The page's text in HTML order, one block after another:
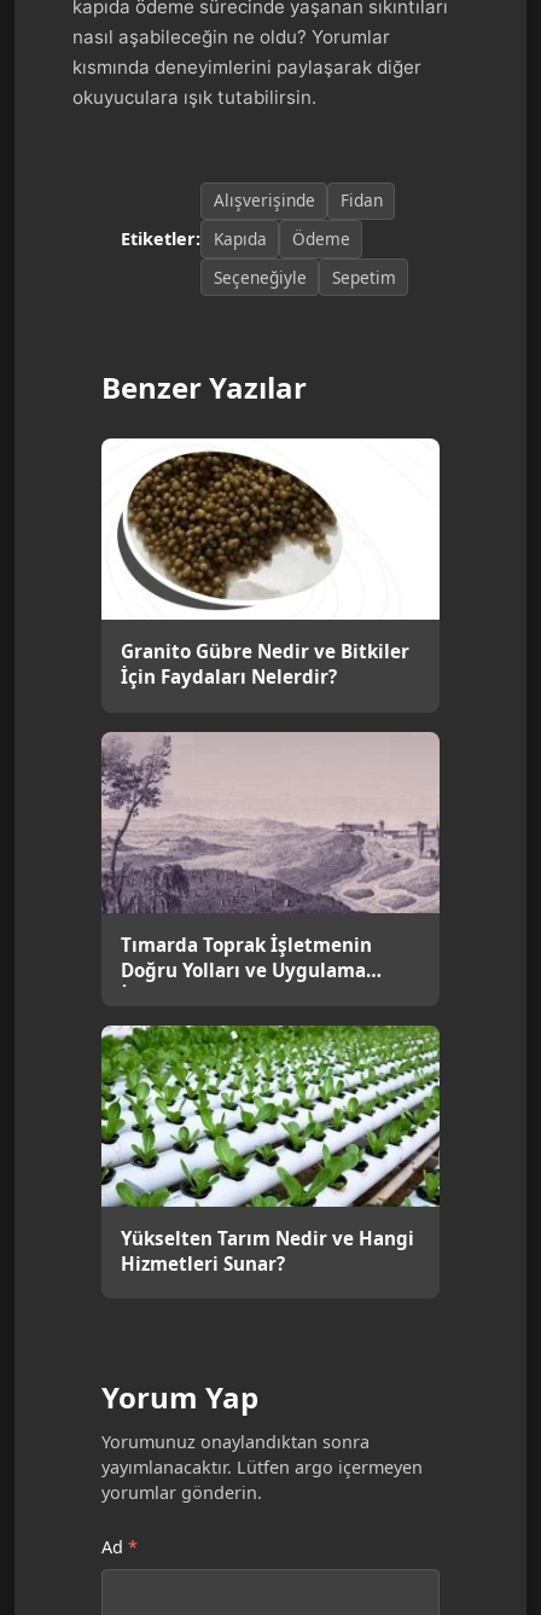
kapıda ödeme sürecinde yaşanan sıkıntıları
nasıl aşabileceğin ne oldu? Yorumlar
kısmında deneyimlerini paylaşarak diğer
okuyuculara ışık tutabilirsin.
Etiketler:
Alışverişinde
Fidan
Kapıda
Ödeme
Seçeneğiyle
Sepetim
Benzer Yazılar
Granito Gübre Nedir ve Bitkiler
İçin Faydaları Nelerdir?
Tımarda Toprak İşletmenin
Doğru Yolları ve Uygulama
İpuçları
Yükselten Tarım Nedir ve Hangi
Hizmetleri Sunar?
Yorum Yap
Yorumunuz onaylandıktan sonra
yayımlanacaktır. Lütfen argo içermeyen
yorumlar gönderin.
Ad *